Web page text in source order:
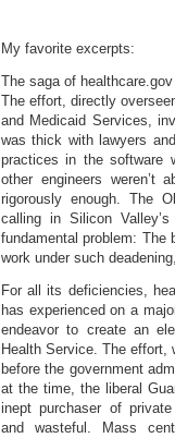
My favorite excerpts:
The saga of
The effort, directly
and Medicaid Services,
was thick with lawyers
practices in the software
other engineers
rigorously enough. The
calling in Silicon
fundamental problem: The
work under such
For all its deficiencies,
has experienced on a
endeavor to create an
Health Service. The effort,
before the government
at the time, the liberal
inept purchaser of
and wasteful. Mass